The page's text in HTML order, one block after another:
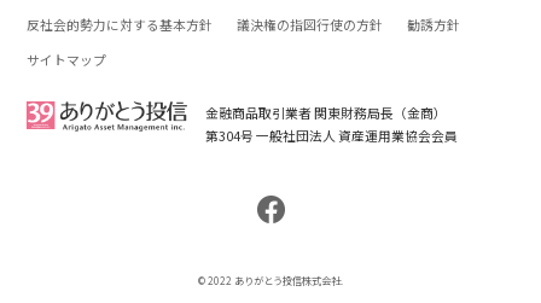
反社会的勢力に対する基本方針
議決権の指図行使の方針
勧誘方針
サイトマップ
金融商品取引業者 関東財務局長（金商）
第304号 一般社団法人 資産運用業協会会員
© 2022 ありがとう投信株式会社.